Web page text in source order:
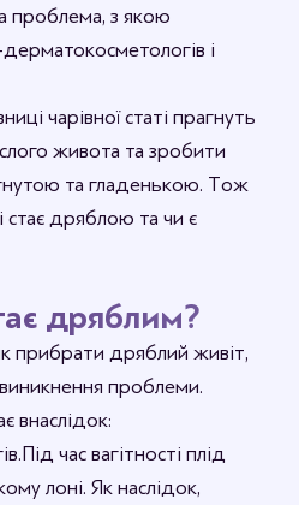
проблема, з якою
і
чарівної статі прагнуть
живота та зробити
та гладенькою. Тож
стає дряблою та чи є
дряблим?
прибрати дряблий живіт,
проблеми.
внаслідок:
час вагітності плід
лоні. Як наслідок,